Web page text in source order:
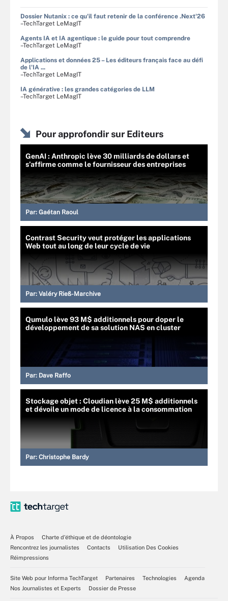
Dossier Nutanix : ce qu'il faut retenir de la conférence .Next'26
–TechTarget LeMagIT
Agents IA et IA agentique : le guide pour tout comprendre
–TechTarget LeMagIT
Applications et données 25 – Les éditeurs français face au défi
de l'IA ...
–TechTarget LeMagIT
IA générative : les grandes catégories de LLM
–TechTarget LeMagIT
Pour approfondir sur Editeurs
GenAI : Anthropic lève 30 milliards de dollars et
s’affirme comme le fournisseur des entreprises
Par: Gaétan Raoul
Contrast Security veut protéger les applications
Web tout au long de leur cycle de vie
Par: Valéry Rieß-Marchive
Qumulo lève 93 M$ additionnels pour doper le
développement de sa solution NAS en cluster
Par: Dave Raffo
Stockage objet : Cloudian lève 25 M$ additionnels
et dévoile un mode de licence à la consommation
Par: Christophe Bardy
À Propos
Charte d’éthique et de déontologie
Rencontrez les journalistes
Contacts
Utilisation Des Cookies
Réimpressions
Site Web pour Informa TechTarget Partenaires Technologies
Agenda
Nos Journalistes et Experts
Dossier de Presse